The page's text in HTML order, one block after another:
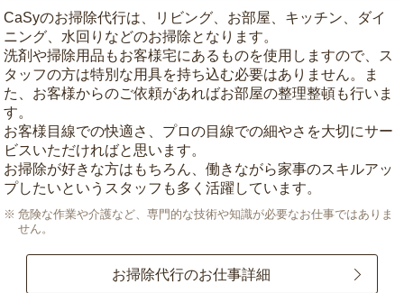
CaSyのお掃除代行は、リビング、お部屋、キッチン、ダイ
ニング、水回りなどのお掃除となります。
洗剤や掃除用品もお客様宅にあるものを使用しますので、ス
タッフの方は特別な用具を持ち込む必要はありません。ま
た、お客様からのご依頼があればお部屋の整理整頓も行いま
す。
お客様目線での快適さ、プロの目線での細やさを大切にサー
ビスいただければと思います。
お掃除が好きな方はもちろん、働きながら家事のスキルアッ
プしたいというスタッフも多く活躍しています。
危険な作業や介護など、専門的な技術や知識が必要なお仕事ではありま
せん。
お掃除代行のお仕事詳細